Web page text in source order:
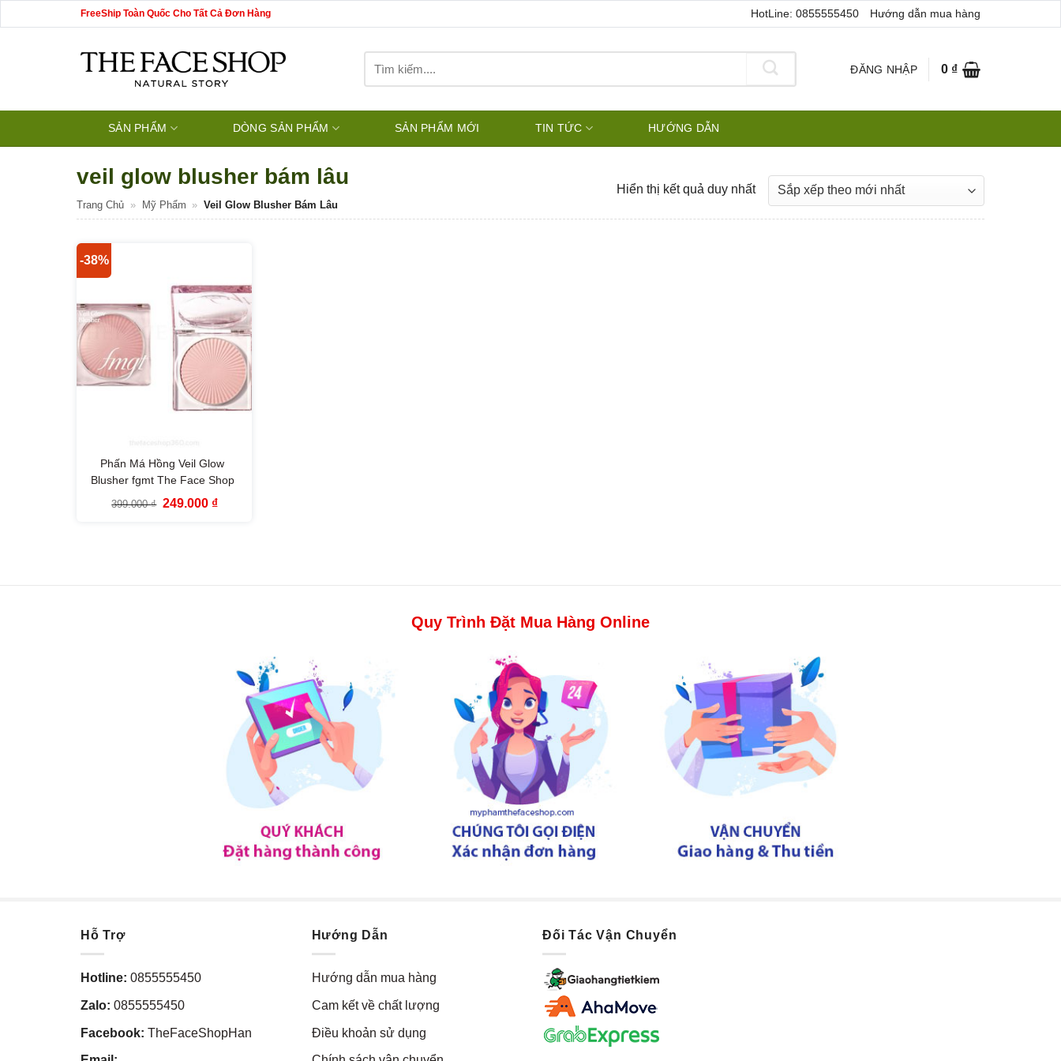
qua
FreeShip Toàn Quốc Cho Tất Cả Đơn Hàng HotLine: 0855555450 Hướng dẫn mua hàng
kiếm:
ĐĂNG NHẬP 0 ₫
SẢN PHẨM DÒNG SẢN PHẨM SẢN PHẨM MỚI TIN TỨC HƯỚNG DẪN
veil glow blusher bám lâu
Trang Chủ » Mỹ Phẩm » Veil Glow Blusher Bám Lâu
Hiển thị kết quả duy nhất
-38%
Phấn Má Hồng Veil Glow
Blusher fgmt The Face Shop
399.000₫ Giá
249.000 ₫Giá
Quy Trình Đặt Mua Hàng Online
Hỗ Trợ
Hotline: 0855555450
Zalo: 0855555450
Facebook: TheFaceShopHan
Hướng Dẫn
Hướng dẫn mua hàng
Cam kết về chất lượng
Điều khoản sử dụng
Đối Tác Vận Chuyển